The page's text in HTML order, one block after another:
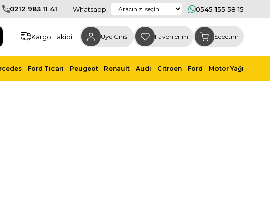
0212 983 11 41 Whatsapp 0545 155 58 15
Kargo Takibi Üye Girişi Favorilerim Sepetim
Ford Ticari Peugeot Renault Audi Citroen Ford Motor Yağı